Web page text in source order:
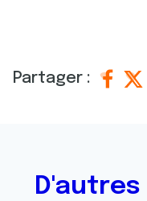
Partager :